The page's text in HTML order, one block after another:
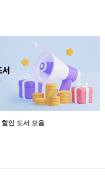
인 도서 모음